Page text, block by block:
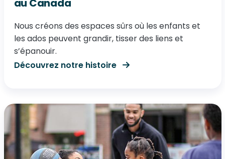
au Canada
Nous créons des espaces sûrs où les enfants et
les ados peuvent grandir, tisser des liens et
s’épanouir.
Découvrez notre histoire